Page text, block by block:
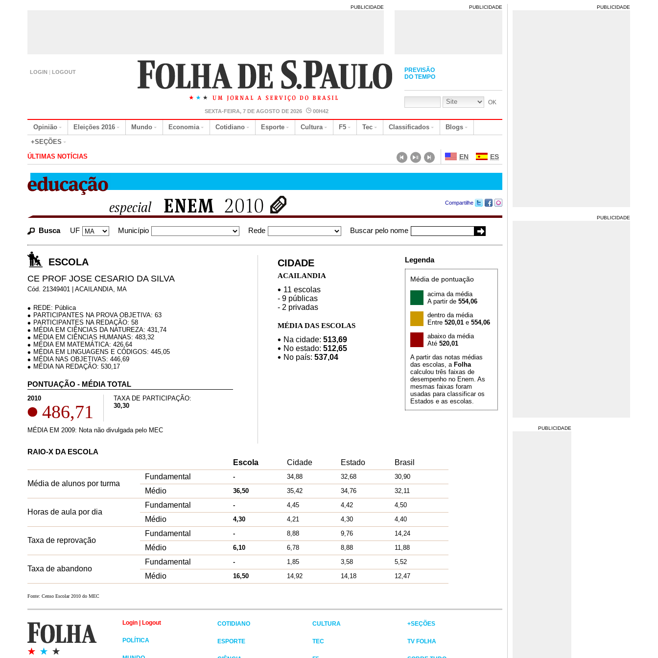
PUBLICIDADE PUBLICIDADE
LOGIN | LOGOUT
SEXTA-FEIRA, 7 DE AGOSTO DE 2026 00H42
PREVISÃO
DO TEMPO
Opinião Eleições 2016 Mundo Economia Cotidiano Esporte Cultura F5 Tec Classificados
Blogs
+SEÇÕES
ÚLTIMAS NOTÍCIAS
EN ES
Compartilhe
Busca UF Município Rede Buscar pelo nome
ESCOLA
CE PROF JOSE CESARIO DA SILVA
Cód. 21349401 | ACAILANDIA, MA
REDE: Pública
PARTICIPANTES NA PROVA OBJETIVA: 63
PARTICIPANTES NA REDAÇÃO: 58
MÉDIA EM CIÊNCIAS DA NATUREZA: 431,74
MÉDIA EM CIÊNCIAS HUMANAS: 483,32
MÉDIA EM MATEMÁTICA: 426,64
MÉDIA EM LINGUAGENS E CÓDIGOS: 445,05
MÉDIA NAS OBJETIVAS: 446,69
MÉDIA NA REDAÇÃO: 530,17
PONTUAÇÃO - MÉDIA TOTAL
2010
486,71
TAXA DE PARTICIPAÇÃO:
30,30
MÉDIA EM 2009: Nota não divulgada pelo MEC
CIDADE
ACAILANDIA
11 escolas
- 9 públicas
- 2 privadas
MÉDIA DAS ESCOLAS
Na cidade: 513,69
No estado: 512,65
No país: 537,04
Legenda
Média de pontuação
acima da média
A partir de 554,06
dentro da média
Entre 520,01 e 554,06
abaixo da média
Até 520,01
A partir das notas médias
das escolas, a Folha
calculou três faixas de
desempenho no Enem. As
mesmas faixas foram
usadas para classificar os
Estados e as escolas.
RAIO-X DA ESCOLA
Escola
Cidade Estado Brasil
Média de alunos por turma
Fundamental - 34,88 32,68 30,90
Médio 36,50 35,42 34,76 32,11
Horas de aula por dia
Fundamental - 4,45 4,42 4,50
Médio 4,30 4,21 4,30 4,40
Taxa de reprovação
Fundamental - 8,88 9,76 14,24
Médio 6,10 6,78 8,88 11,88
Taxa de abandono
Fundamental - 1,85 3,58 5,52
Médio 16,50 14,92 14,18 12,47
Fonte: Censo Escolar 2010 do MEC
Login Logout
POLÍTICA
COTIDIANO
ESPORTE
CULTURA
TEC
+SEÇÕES
TV FOLHA
PUBLICIDADE
PUBLICIDADE
PUBLICIDADE